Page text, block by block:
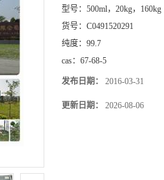
型号： 500ml，20kg，160kg
货号： C0491520291
纯度： 99.7
cas： 67-68-5
发布日期： 2016-03-31
更新日期： 2026-08-06